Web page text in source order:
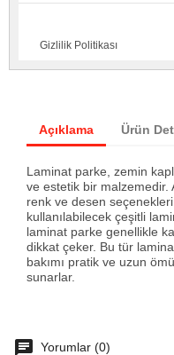
Gizlilik Politikası
Açıklama Ürün
Laminat parke, zemin
ve estetik bir malzemedir.
renk ve desen
kullanılabilecek çeşitli
laminat parke genellikle
dikkat çeker. Bu tür
bakımı pratik ve uzun
sunarlar.
Yorumlar (0)